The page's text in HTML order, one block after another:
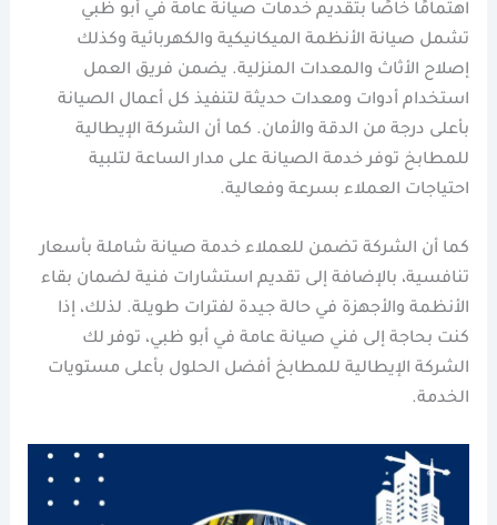
اهتمامًا خاصًا بتقديم خدمات صيانة عامة في أبو ظبي
تشمل صيانة الأنظمة الميكانيكية والكهربائية وكذلك
إصلاح الأثاث والمعدات المنزلية. يضمن فريق العمل
استخدام أدوات ومعدات حديثة لتنفيذ كل أعمال الصيانة
بأعلى درجة من الدقة والأمان. كما أن الشركة الإيطالية
للمطابخ توفر خدمة الصيانة على مدار الساعة لتلبية
احتياجات العملاء بسرعة وفعالية.
كما أن الشركة تضمن للعملاء خدمة صيانة شاملة بأسعار
تنافسية، بالإضافة إلى تقديم استشارات فنية لضمان بقاء
الأنظمة والأجهزة في حالة جيدة لفترات طويلة. لذلك، إذا
كنت بحاجة إلى فني صيانة عامة في أبو ظبي، توفر لك
الشركة الإيطالية للمطابخ أفضل الحلول بأعلى مستويات
الخدمة.